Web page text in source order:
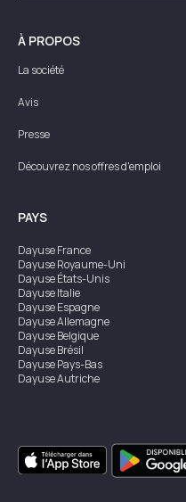
À PROPOS
La société
Avis
Presse
Découvrez nos offres d'emploi
PAYS
DayuseFrance
DayuseRoyaume-Uni
DayuseÉtats-Unis
DayuseItalie
DayuseEspagne
DayuseAllemagne
DayuseBelgique
DayuseBrésil
DayusePays-Bas
DayuseAutriche
DayuseSingapour
DayuseSuède
DayuseThaïlande